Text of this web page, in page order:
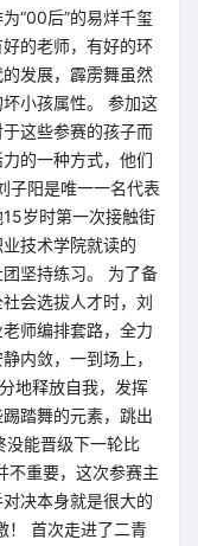
“00后”的易烊千玺
的老师，有好的环
发展，霹雳舞虽然
小孩属性。 参加这
这些参赛的孩子而
的一种方式，他们
子阳是唯一一名代表
岁时第一次接触街
技术学院就读的
坚持练习。 为了备
会选拔人才时，刘
师编排套路，全力
内敛，一到场上，
地释放自我，发挥
踏舞的元素，跳出
没能晋级下一轮比
不重要，这次参赛主
决本身就是很大的
！ 首次走进了二青